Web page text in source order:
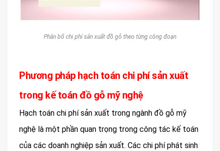
Phân bổ chi phí sản xuất đồ gỗ theo từng công đoạn
Phương pháp hạch toán chi phí sản xuất
trong kế toán đồ gỗ mỹ nghệ
Hạch toán chi phí sản xuất trong ngành đồ gỗ mỹ
nghệ là một phần quan trọng trong công tác kế toán
của các doanh nghiệp sản xuất. Các chi phí phát sinh